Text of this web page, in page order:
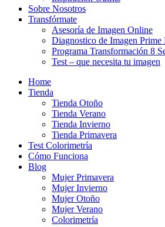
Sobre Nosotros
Transfórmate
Asesoría de Imagen Online
Diagnostico de Imagen
Programa Transformación 8
Test – que necesita tu imagen
Home
Tienda
Tienda Otoño
Tienda Verano
Tienda Invierno
Tienda Primavera
Test Colorimetría
Cómo Funciona
Blog
Mujer Primavera
Mujer Invierno
Mujer Otoño
Mujer Verano
Colorimetría